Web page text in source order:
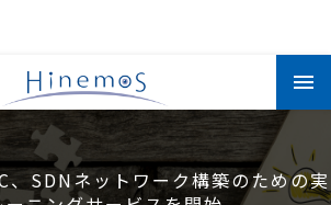
、SDNネットワーク構築のための実